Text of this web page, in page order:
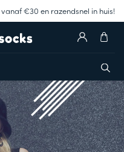
vanaf €30 en razendsnel in huis!